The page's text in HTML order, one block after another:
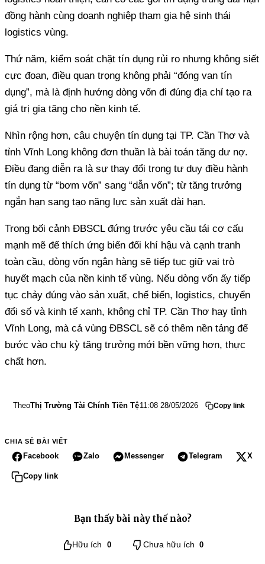
đồng hành cùng doanh nghiệp tham gia hệ sinh thái
logistics vùng.
Thứ năm, kiểm soát chặt tín dụng rủi ro nhưng không siết
cực đoan, điều quan trọng không phải “đóng van tín
dụng”, mà là định hướng dòng vốn đi đúng địa chỉ tạo ra
giá trị gia tăng cho nền kinh tế.
Nhìn rộng hơn, câu chuyện tín dụng tại TP. Cần Thơ và
tỉnh Vĩnh Long không đơn thuần là bài toán tăng dư nợ.
Điều đang diễn ra là sự thay đổi trong tư duy điều hành
tín dụng từ “bơm vốn” sang “dẫn vốn”; từ tăng trưởng
ngắn hạn sang tạo năng lực sản xuất dài hạn.
Trong bối cảnh ĐBSCL đứng trước yêu cầu tái cơ cấu
mạnh mẽ để thích ứng biến đổi khí hậu và cạnh tranh
toàn cầu, dòng vốn ngân hàng sẽ tiếp tục giữ vai trò
huyết mạch của nền kinh tế vùng. Nếu dòng vốn ấy tiếp
tục chảy đúng vào sản xuất, chế biến, logistics, chuyển
đổi số và kinh tế xanh, không chỉ TP. Cần Thơ hay tỉnh
Vĩnh Long, mà cả vùng ĐBSCL sẽ có thêm nền tảng để
bước vào chu kỳ tăng trưởng mới bền vững hơn, thực
chất hơn.
TheoThị Trường Tài Chính Tiền Tệ11:08 28/05/2026 Copy link
CHIA SẺ BÀI VIẾT
Facebook Zalo Messenger Telegram X
Copy link
Bạn thấy bài này thế nào?
Hữu ích 0 Chưa hữu ích 0